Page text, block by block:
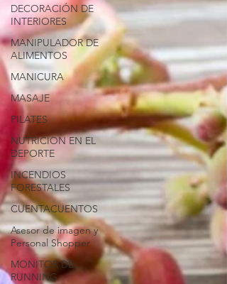
DECORACIÓN DE
INTERIORES
MANIPULADOR DE
ALIMENTOS
MANICURA
MASAJE
PILATES
NUTRICION EN EL
DEPORTE
INCENDIOS
FORESTALES
CUENTACUENTOS
Asesor de imagen y
Personal Shopper
MONITOR DE
RUNNING